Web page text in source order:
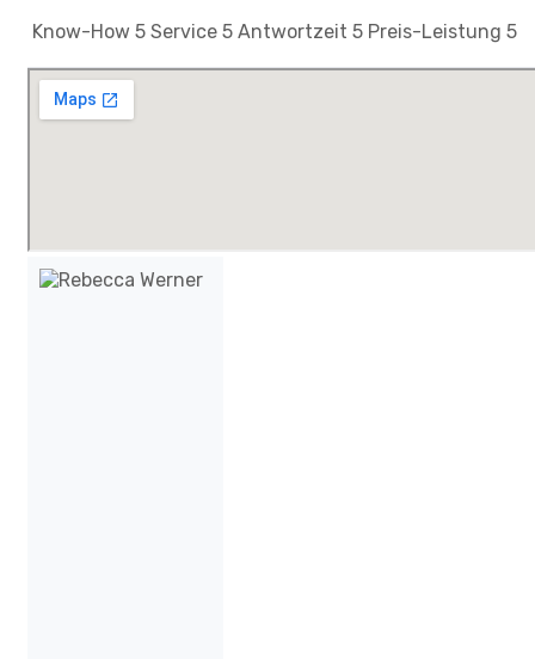
Know-How 5 Service 5 Antwortzeit 5 Preis-Leistung 5